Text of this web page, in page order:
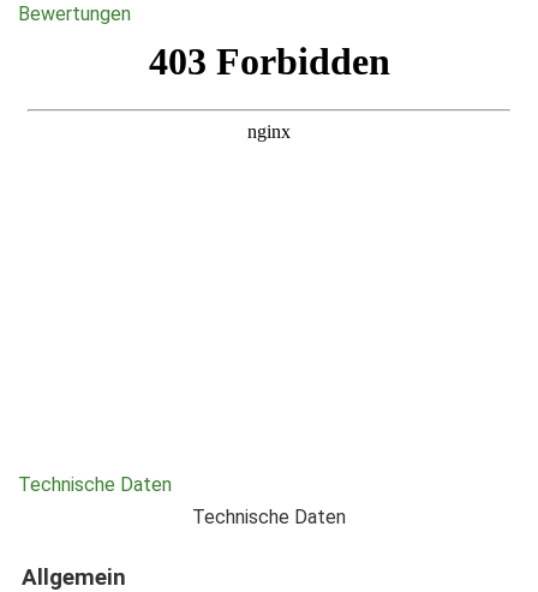
Bewertungen
Technische Daten
Technische Daten
Allgemein